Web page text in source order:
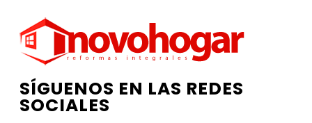
SÍGUENOS EN LAS REDES
SOCIALES